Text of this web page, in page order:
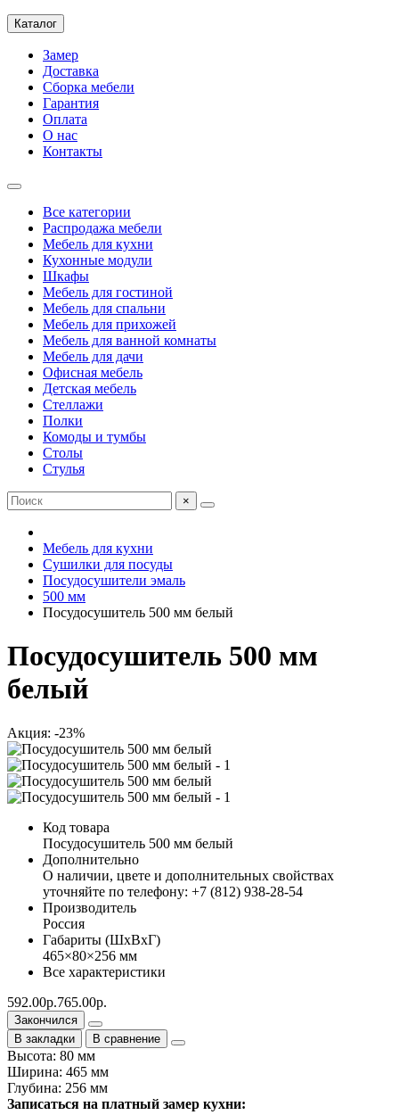
Каталог
Замер
Доставка
Сборка мебели
Гарантия
Оплата
О нас
Контакты
Все категории
Распродажа мебели
Мебель для кухни
Кухонные модули
Шкафы
Мебель для гостиной
Мебель для спальни
Мебель для прихожей
Мебель для ванной комнаты
Мебель для дачи
Офисная мебель
Детская мебель
Стеллажи
Полки
Комоды и тумбы
Столы
Стулья
×
Мебель для кухни
Сушилки для посуды
Посудосушители эмаль
500 мм
Посудосушитель 500 мм белый
Посудосушитель 500 мм
белый
Акция: -23%
Код товара
Посудосушитель 500 мм белый
Дополнительно
О наличии, цвете и дополнительных свойствах
уточняйте по телефону: +7 (812) 938-28-54
Производитель
Россия
Габариты (ШхВхГ)
465×80×256 мм
Все характеристики
592.00р.765.00р.
Закончился
В закладки
В сравнение
Высота: 80 мм
Ширина: 465 мм
Глубина: 256 мм
Записаться на платный замер кухни: